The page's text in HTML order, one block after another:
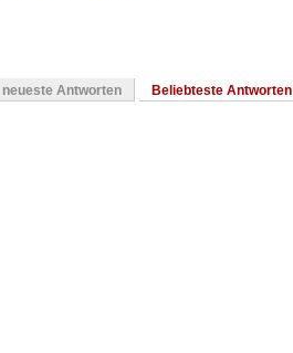
neueste Antworten Beliebteste Antworten